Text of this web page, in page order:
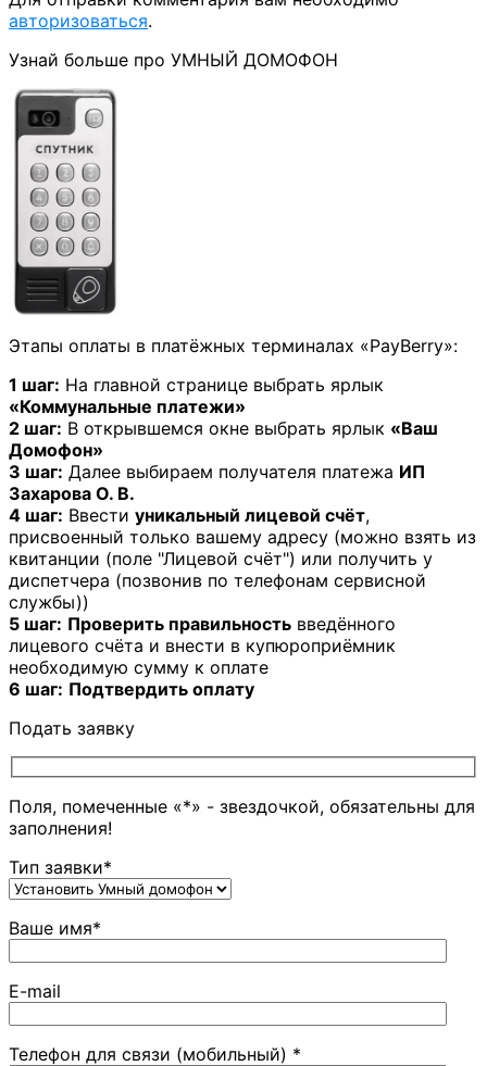
авторизоваться.
Узнай больше про УМНЫЙ ДОМОФОН
Этапы оплаты в платёжных терминалах «PayBerry»:
1 шаг: На главной странице выбрать ярлык
«Коммунальные платежи»
2 шаг: В открывшемся окне выбрать ярлык «Ваш
Домофон»
3 шаг: Далее выбираем получателя платежа ИП
Захарова О. В.
4 шаг: Ввести уникальный лицевой счёт,
присвоенный только вашему адресу (можно взять из
квитанции (поле "Лицевой счёт") или получить у
диспетчера (позвонив по телефонам сервисной
службы))
5 шаг: Проверить правильность введённого
лицевого счёта и внести в купюроприёмник
необходимую сумму к оплате
6 шаг: Подтвердить оплату
Подать заявку
Поля, помеченные «*» - звездочкой, обязательны для
заполнения!
Тип заявки*
Ваше имя*
E-mail
Телефон для связи (мобильный) *